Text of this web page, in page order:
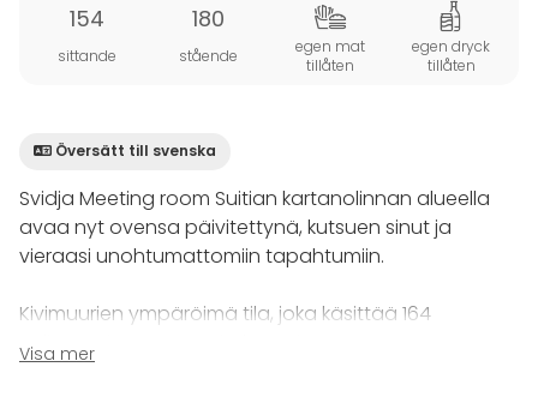
154
sittande
180
stående
egen mat
tillåten
egen dryck
tillåten
Översätt till svenska
Svidja Meeting room Suitian kartanolinnan alueella
avaa nyt ovensa päivitettynä, kutsuen sinut ja
vieraasi unohtumattomiin tapahtumiin.
Kivimuurien ympäröimä tila, joka käsittää 164
neliömetriä, on suunniteltu tarjoamaan
ainutlaatuinen ja mukautuva tila niin yksityis- kuin
Visa mer